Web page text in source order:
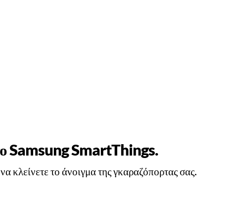
Samsung SmartThings.
το άνοιγμα της γκαραζόπορτας σας.